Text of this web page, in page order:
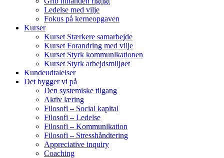
Ledelse med vilje
Fokus på kerneopgaven
Kurser
Kurset Stærkere samarbejde
Kurset Forandring med vilje
Kurset Styrk kommunikationen
Kurset Styrk arbejdsmiljøet
Kundeudtalelser
Det bygger vi på
Den systemiske tilgang
Aktiv læring
Filosofi – Social kapital
Filosofi – Ledelse
Filosofi – Kommunikation
Filosofi – Stresshåndtering
Appreciative inquiry
Coaching